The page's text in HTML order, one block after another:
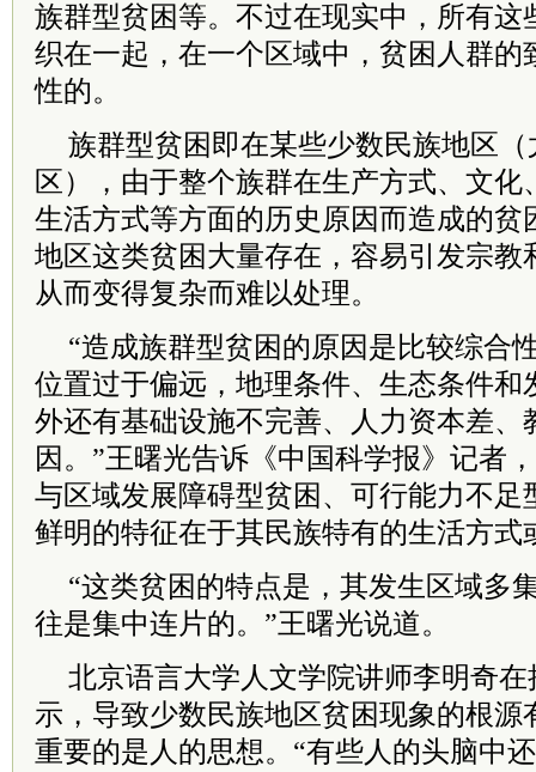
族群型贫困等。不过在现实中，所有这
织在一起，在一个区域中，贫困人群的
性的。
族群型贫困即在某些少数民族地区
区），由于整个族群在生产方式、文化
生活方式等方面的历史原因而造成的贫
地区这类贫困大量存在，容易引发宗教
从而变得复杂而难以处理。
“造成族群型贫困的原因是比较综合
位置过于偏远，地理条件、生态条件和
外还有基础设施不完善、人力资本差、
因。”王曙光告诉《中国科学报》记者
与区域发展障碍型贫困、可行能力不足
鲜明的特征在于其民族特有的生活方式
“这类贫困的特点是，其发生区域多
往是集中连片的。”王曙光说道。
北京语言大学人文学院讲师李明奇
示，导致少数民族地区贫困现象的根源
重要的是人的思想。“有些人的头脑中